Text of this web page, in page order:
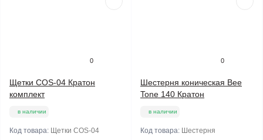
0
Щетки COS-04 Кратон
комплект
в наличии
Код товара: Щетки COS-04
0
Шестерня коническая Bee
Tone 140 Кратон
в наличии
Код товара: Шестерня